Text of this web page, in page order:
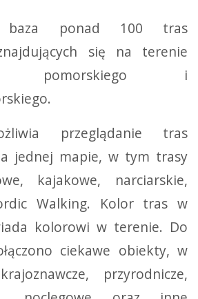
baza ponad 100 tras
się na terenie
pomorskiego i
przeglądanie tras
jednej mapie, w tym trasy
kajakowe, narciarskie,
Walking. Kolor tras w
kolorowi w terenie. Do
ciekawe obiekty, w
przyrodnicze,